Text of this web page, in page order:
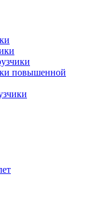
повышенной